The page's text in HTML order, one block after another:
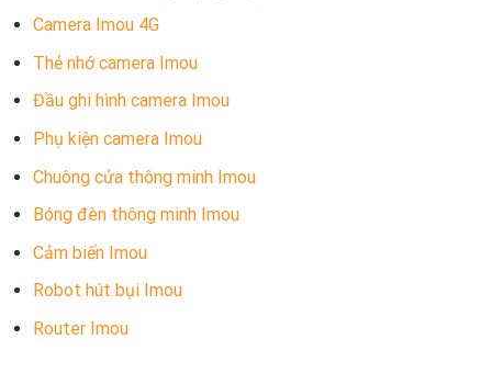
Camera Imou 4G
Thẻ nhớ camera Imou
Đầu ghi hình camera Imou
Phụ kiện camera Imou
Chuông cửa thông minh Imou
Bóng đèn thông minh Imou
Cảm biến Imou
Robot hút bụi Imou
Router Imou